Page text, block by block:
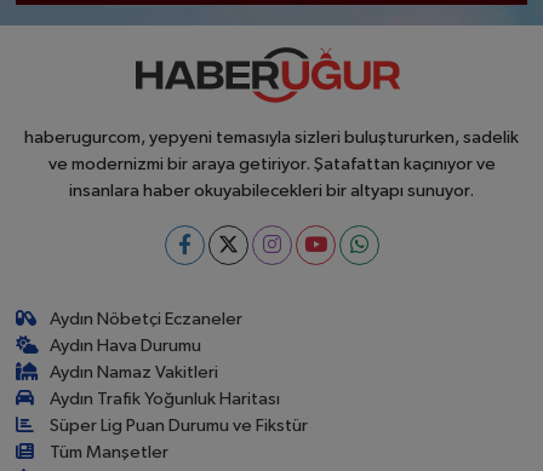
haberugurcom, yepyeni temasıyla sizleri buluştururken, sadelik
ve modernizmi bir araya getiriyor. Şatafattan kaçınıyor ve
insanlara haber okuyabilecekleri bir altyapı sunuyor.
Aydın Nöbetçi Eczaneler
Aydın Hava Durumu
Aydın Namaz Vakitleri
Aydın Trafik Yoğunluk Haritası
Süper Lig Puan Durumu ve Fikstür
Tüm Manşetler